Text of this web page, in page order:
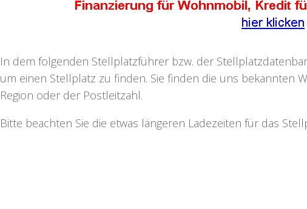
In dem folgenden Stellplatzführer bzw. der
um einen Stellplatz zu finden. Sie finden die uns bekannten
Region oder der Postleitzahl.
Bitte beachten Sie die etwas längeren Ladezeiten für das